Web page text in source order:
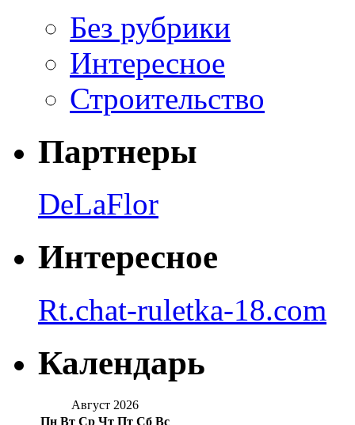
Без рубрики
Интересное
Строительство
Партнеры
DeLaFlor
Интересное
Rt.chat-ruletka-18.com
Календарь
Август 2026
Пн Вт Ср Чт Пт Сб Вс